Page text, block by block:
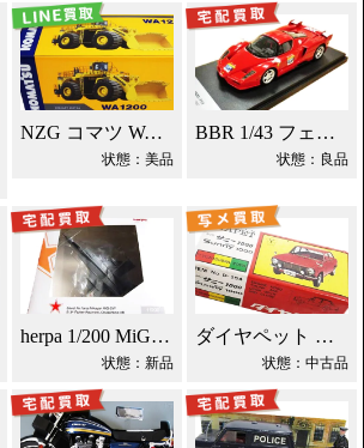
NZG コマツ WA1200 ホイールローダー買取！
状態：美品
BBR 1/43 フェラーリ エンツォ ミニカー買取！
状態：良品
herpa 1/200 MiG-25P ソ連防空軍 買取！
状態：新品
ダイヤペット ダットサン サニー ミニカー買取！
状態：中古品